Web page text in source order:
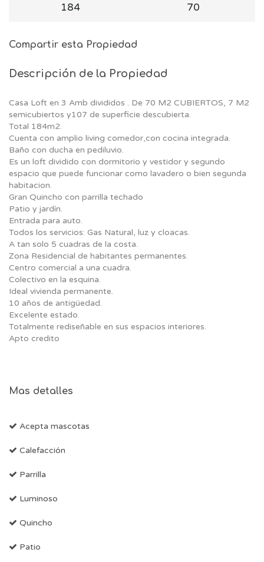
184 70
Compartir esta Propiedad
Descripción de la Propiedad
Casa Loft en 3 Amb divididos . De 70 M2 CUBIERTOS, 7 M2
semicubiertos y107 de superficie descubierta.
Total 184m2.
Cuenta con amplio living comedor,con cocina integrada.
Baño con ducha en pediluvio.
Es un loft dividido con dormitorio y vestidor y segundo
espacio que puede funcionar como lavadero o bien segunda
habitacion.
Gran Quincho con parrilla techado
Patio y jardín.
Entrada para auto.
Todos los servicios: Gas Natural, luz y cloacas.
A tan solo 5 cuadras de la costa.
Zona Residencial de habitantes permanentes.
Centro comercial a una cuadra.
Colectivo en la esquina.
Ideal vivienda permanente.
10 años de antigüedad.
Excelente estado.
Totalmente rediseñable en sus espacios interiores.
Apto credito
Mas detalles
Acepta mascotas
Calefacción
Parrilla
Luminoso
Quincho
Patio